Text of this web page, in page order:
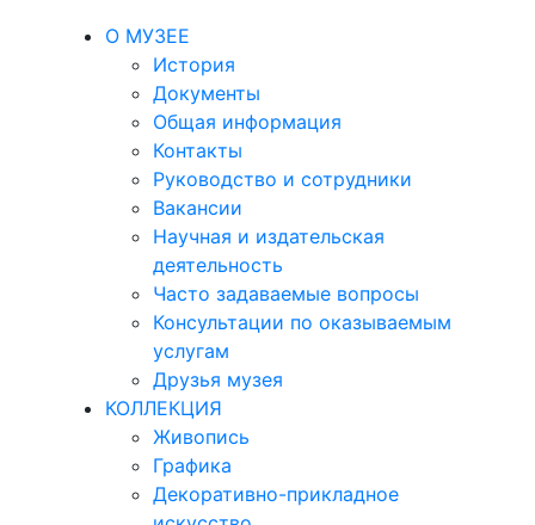
О МУЗЕЕ
История
Документы
Общая информация
Контакты
Руководство и сотрудники
Вакансии
Научная и издательская
деятельность
Часто задаваемые вопросы
Консультации по оказываемым
услугам
Друзья музея
КОЛЛЕКЦИЯ
Живопись
Графика
Декоративно-прикладное